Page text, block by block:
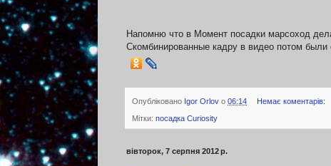
Напомню что в Момент посадки марсоход
Скомбинированные кадру в видео потом были
Опубліковано Igor Orlov о 06:14 Немає коментарів:
Мітки: посадка Сuriosity
вівторок, 7 серпня 2012 р.